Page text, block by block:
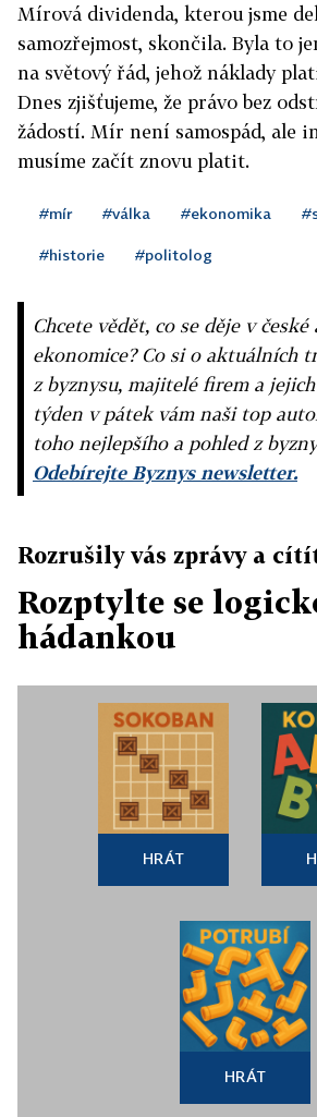
Mírová dividenda, kterou jsme
samozřejmost, skončila. Byla to
na světový řád, jehož náklady
Dnes zjišťujeme, že právo bez
žádostí. Mír není samospád, ale
musíme začít znovu platit.
#mír #válka #ekonomika
#historie #politolog
Chcete vědět, co se děje v české
ekonomice? Co si o aktuálních
z byznysu, majitelé firem a
týden v pátek vám naši top
toho nejlepšího a pohled z
Odebírejte Byznys newsletter.
Rozrušily vás zprávy a
Rozptylte se
hádankou
HRÁT
HRÁT